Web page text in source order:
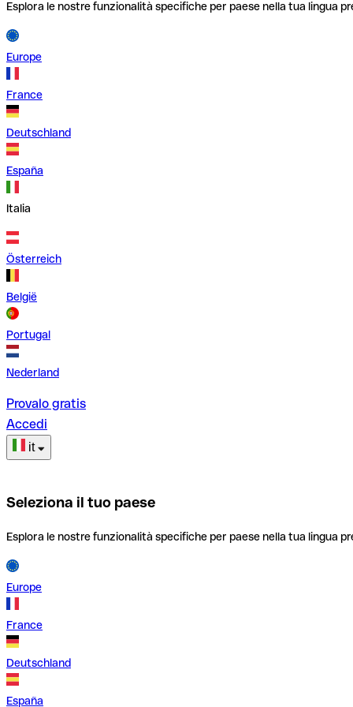
Esplora le nostre funzionalità specifiche per paese nella tua lingua
Europe
France
Deutschland
España
Italia
Österreich
België
Portugal
Nederland
Provalo gratis
Accedi
it
Seleziona il tuo paese
Esplora le nostre funzionalità specifiche per paese nella tua lingua
Europe
France
Deutschland
España